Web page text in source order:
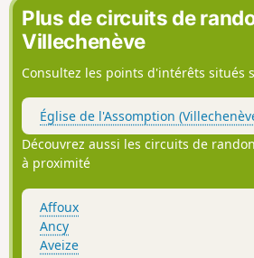
Plus de circuits de
Villechenève
Consultez les points d'intérêts situés
Église de l'Assomption
Découvrez aussi les circuits de
à proximité
Affoux
Ancy
Aveize